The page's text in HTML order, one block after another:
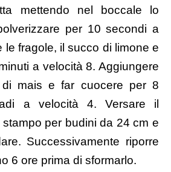
mettendo nel boccale lo
per 10 secondi a
le fragole, il succo di limone e
a velocità 8. Aggiungere
di mais e far cuocere per 8
a velocità 4. Versare il
per budini da 24 cm e
Successivamente riporre
6 ore prima di sformarlo.